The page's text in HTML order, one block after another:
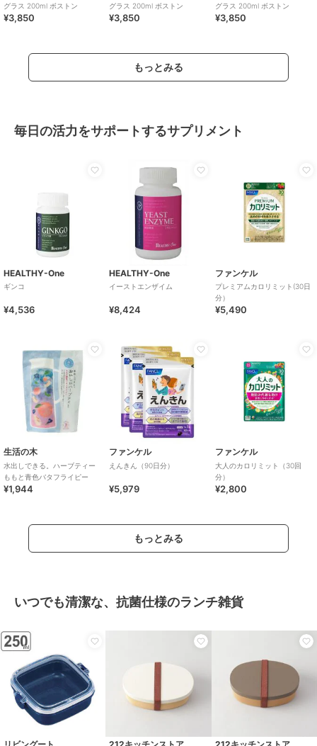
グラス 200ml ボストン
¥3,850
グラス 200ml ボストン
¥3,850
グラス 200ml ボストン
¥3,850
もっとみる
毎日の活力をサポートするサプリメント
HEALTHY-One
ギンコ
¥4,536
HEALTHY-One
イーストエンザイム
¥8,424
ファンケル
プレミアムカロリミット(30日
分）
¥5,490
生活の木
水出しできる。ハーブティー
ももと青色バタフライピー
¥1,944
ファンケル
えんきん（90日分）
¥5,979
ファンケル
大人のカロリミット（30回
分）
¥2,800
もっとみる
いつでも清潔な、抗菌仕様のランチ雑貨